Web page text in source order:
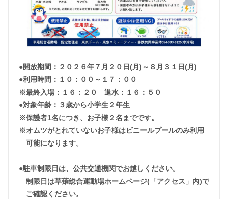
●開放期間：２０２６年７月２０日(月)～８月３１日(月)
●利用時間：１０：００～１７：００
※最終入場：１６：２０ 退水：１６：５０
●対象年齢：３歳から小学生２年生
※保護者1名につき、お子様２名までです。
※オムツがとれていないお子様はビニールプールのみ利用
可能になります。
●駐車制限日は、公共交通機関でお越しください。
制限日は草薙総合運動場ホームページ(「アクセス」内)で
ご確認ください。